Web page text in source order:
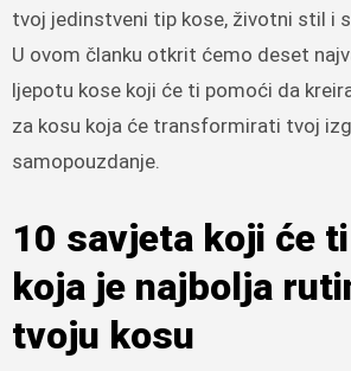
tvoj jedinstveni tip kose, životni stil i
U ovom članku otkrit ćemo deset
ljepotu kose koji će ti pomoći da
za kosu koja će transformirati tvoj
samopouzdanje.
10 savjeta koji će
koja je najbolja
tvoju kosu